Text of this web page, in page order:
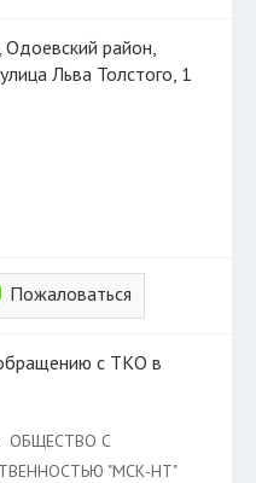
Одоевский район,
Льва Толстого, 1
Пожаловаться
ОБЩЕСТВО С
"МСК-НТ"